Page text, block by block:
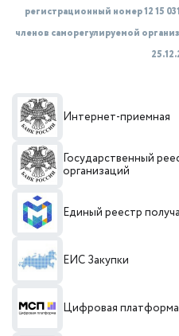
регистрационный номер 12 15
членов саморегулируемой
Интернет-приемная
Государственный
организаций
Единый реестр
ЕИС Закупки
Цифровая платформа